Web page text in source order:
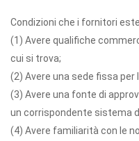
Condizioni che i fornitori
(1) Avere qualifiche
cui si trova;
(2) Avere una sede fissa per
(3) Avere una fonte di
un corrispondente sistema
(4) Avere familiarità con le